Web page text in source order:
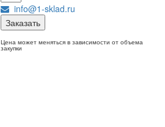
info@1-sklad.ru
Заказать
Цена может меняться в зависимости от объема
закупки